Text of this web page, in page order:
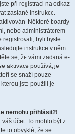
při registraci na odkaz
zaslané instrukce.
Některé boardy
nebo administrátorem
registrovali, byli byste
instrukce v něm
se, že vámi zadaná e-
aktivace používá, je
se snaží pouze
jste použili je
nemohu přihlásit?!
účet. To mohlo být z
to obvyklé, že se